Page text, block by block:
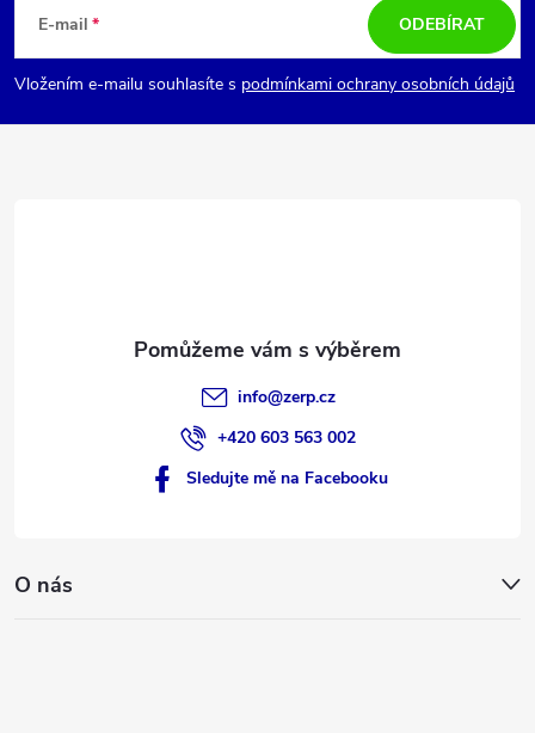
p
a
E-mail
Vložením e-mailu souhlasíte s podmínkami ochrany osobních údajů
ODEBÍRAT
info@zerp.cz
+420 603 563 002
Sledujte mě na Facebooku
O nás